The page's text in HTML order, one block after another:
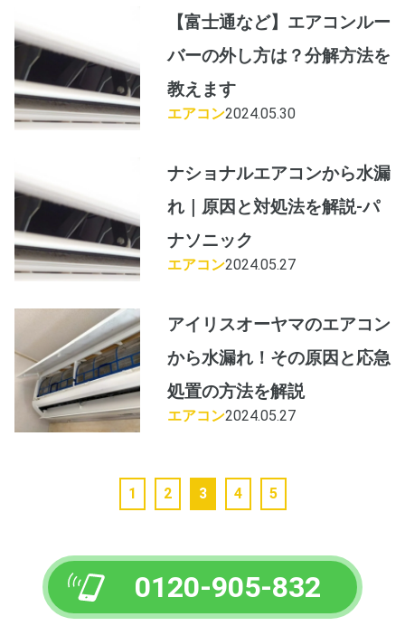
【富士通など】エアコンルー
バーの外し方は？分解方法を
教えます
エアコン2024.05.30
ナショナルエアコンから水漏
れ｜原因と対処法を解説-パ
ナソニック
エアコン2024.05.27
アイリスオーヤマのエアコン
から水漏れ！その原因と応急
処置の方法を解説
エアコン2024.05.27
1 2 3 4 5
0120-905-832